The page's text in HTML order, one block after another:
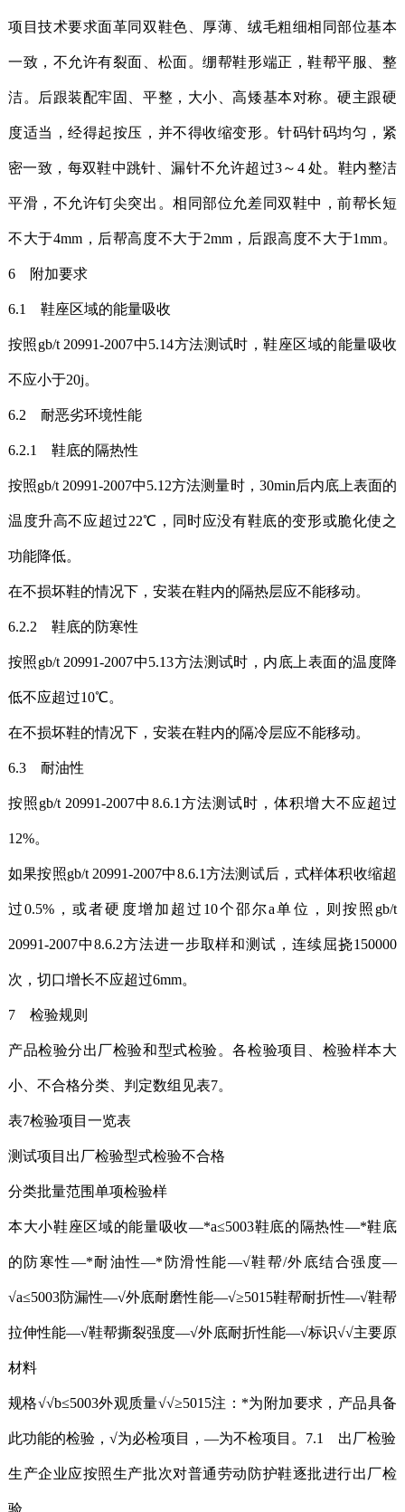
项目技术要求面革同双鞋色、厚薄、绒毛粗细相同部位基本
一致，不允许有裂面、松面。绷帮鞋形端正，鞋帮平服、整
洁。后跟装配牢固、平整，大小、高矮基本对称。硬主跟硬
度适当，经得起按压，并不得收缩变形。针码针码均匀，紧
密一致，每双鞋中跳针、漏针不允许超过3～4 处。鞋内整洁
平滑，不允许钉尖突出。相同部位允差同双鞋中，前帮长短
不大于4mm，后帮高度不大于2mm，后跟高度不大于1mm。
6 附加要求
6.1 鞋座区域的能量吸收
按照gb/t 20991-2007中5.14方法测试时，鞋座区域的能量吸收
不应小于20j。
6.2 耐恶劣环境性能
6.2.1 鞋底的隔热性
按照gb/t 20991-2007中5.12方法测量时，30min后内底上表面的
温度升高不应超过22℃，同时应没有鞋底的变形或脆化使之
功能降低。
在不损坏鞋的情况下，安装在鞋内的隔热层应不能移动。
6.2.2 鞋底的防寒性
按照gb/t 20991-2007中5.13方法测试时，内底上表面的温度降
低不应超过10℃。
在不损坏鞋的情况下，安装在鞋内的隔冷层应不能移动。
6.3 耐油性
按照gb/t 20991-2007中8.6.1方法测试时，体积增大不应超过
12%。
如果按照gb/t 20991-2007中8.6.1方法测试后，式样体积收缩超
过0.5%，或者硬度增加超过10个邵尔a单位，则按照gb/t
20991-2007中8.6.2方法进一步取样和测试，连续屈挠150000
次，切口增长不应超过6mm。
7 检验规则
产品检验分出厂检验和型式检验。各检验项目、检验样本大
小、不合格分类、判定数组见表7。
表7检验项目一览表
测试项目出厂检验型式检验不合格
分类批量范围单项检验样
本大小鞋座区域的能量吸收—*a≤5003鞋底的隔热性—*鞋底
的防寒性—*耐油性—*防滑性能—√鞋帮/外底结合强度—
√a≤5003防漏性—√外底耐磨性能—√≥5015鞋帮耐折性—√鞋帮
拉伸性能—√鞋帮撕裂强度—√外底耐折性能—√标识√√主要原
材料
规格√√b≤5003外观质量√√≥5015注：*为附加要求，产品具备
此功能的检验，√为必检项目，—为不检项目。7.1 出厂检验
生产企业应按照生产批次对普通劳动防护鞋逐批进行出厂检
验。